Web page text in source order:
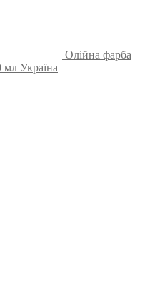
Олійна фарба
мл Україна